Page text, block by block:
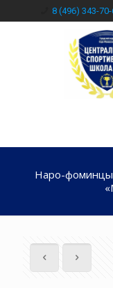
8 (496) 343-
Наро-